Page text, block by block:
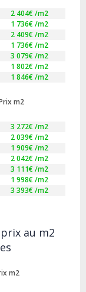
2 404€ /m2
1 736€ /m2
2 409€ /m2
1 736€ /m2
3 079€ /m2
1 802€ /m2
1 846€ /m2
m2
3 272€ /m2
2 039€ /m2
1 909€ /m2
2 042€ /m2
3 111€ /m2
1 998€ /m2
3 393€ /m2
au m2
m2